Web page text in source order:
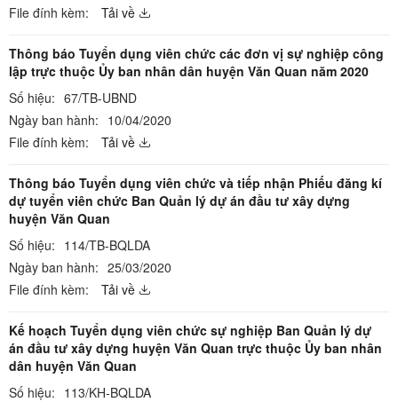
File đính kèm:
Tải về
Thông báo Tuyển dụng viên chức các đơn vị sự nghiệp công
lập trực thuộc Ủy ban nhân dân huyện Văn Quan năm 2020
Số hiệu: 67/TB-UBND
Ngày ban hành: 10/04/2020
File đính kèm:
Tải về
Thông báo Tuyển dụng viên chức và tiếp nhận Phiếu đăng kí
dự tuyển viên chức Ban Quản lý dự án đầu tư xây dựng
huyện Văn Quan
Số hiệu: 114/TB-BQLDA
Ngày ban hành: 25/03/2020
File đính kèm:
Tải về
Kế hoạch Tuyển dụng viên chức sự nghiệp Ban Quản lý dự
án đầu tư xây dựng huyện Văn Quan trực thuộc Ủy ban nhân
dân huyện Văn Quan
Số hiệu: 113/KH-BQLDA